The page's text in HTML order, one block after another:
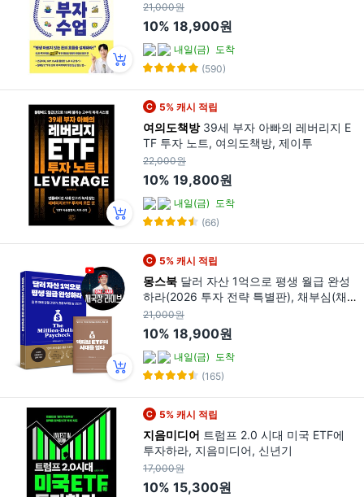
21,000원
10% 18,900원
내일(금)
도착
(590)
5% 캐시 적립
여의도책방 39세 부자 아빠의 레버리지 E
TF 투자 노트, 여의도책방, 제이투
22,000원
10% 19,800원
내일(금)
도착
(66)
5% 캐시 적립
몽스북 달러 자산 1억으로 평생 월급 완성
하라(2026 투자 전략 특별판), 채부심(채
상욱), 몽스북
21,000원
10% 18,900원
내일(금)
도착
(165)
5% 캐시 적립
지음미디어 트럼프 2.0 시대 미국 ETF에
투자하라, 지음미디어, 신년기
17,000원
10% 15,300원